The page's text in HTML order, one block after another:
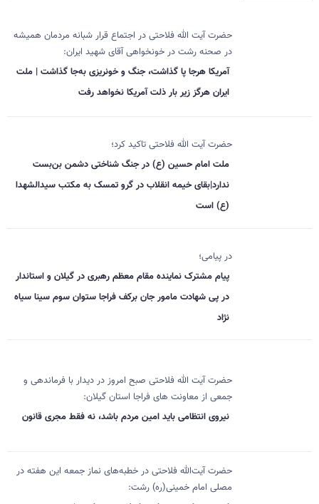
حضرت آیت الله فلاحتی در اجتماع قرار شبانه مردمان همیشه
در صحنه رشت در خونخواهی آقای شهید ایران:
آمریکا هرجا پا گذاشت، جنگ و خونریزی به‌جا گذاشت | ملت
ایران هرگز زیر بار ذلت آمریکا نخواهد رفت
حضرت آیت الله فلاحتی تاکید کرد؛
ملت امام حسین (ع) در جنگ شناختی دشمن بن‌بست
ندارد|بقای خیمه انقلاب در گرو تمسک به مکتب سیدالشهدا
(ع) است
در پیامی؛
پیام مشترک نماینده مقام معظم رهبری در گیلان و استاندار
در پی شهادت مامور جان برکف فراجا ستوان سوم سینا سیاه
نژاد
حضرت آیت الله فلاحتی صبح امروز در دیدار با فرماندهی و
جمعی از معاونت های فراجا استان گیلان:
نیروی انتظامی باید امین مردم باشد، نه فقط مجری قانون
حضرت آیت‌الله فلاحتی در خطبه‌های نماز جمعه این هفته در
مصلی امام خمینی(ره) رشت: